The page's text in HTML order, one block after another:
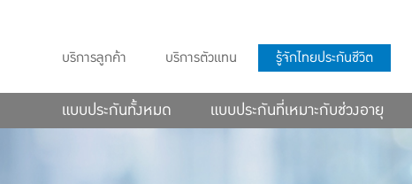
บริการลูกค้า บริการตัวแทน รู้จักไทยประกันชีวิต
แบบประกันทั้งหมด แบบประกันที่เหมาะกับช่วงอายุ